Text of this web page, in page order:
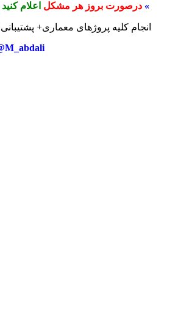
» درصورت بروز هر مشکل اعلام کنید
انجام کلیه پروژهای معماری+ پشتیبانی
M_abdali@